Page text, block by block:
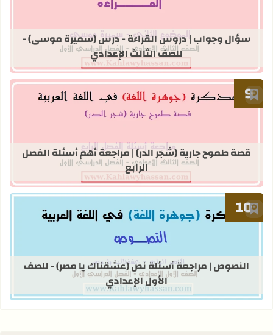
قراءة المزيد عن سؤال وجواب |
سؤال وجواب | دروس القراءة - درس (سميرة موسى) -
للصف الثالث الإعدادي
أضف إلى العلامات المرجعية
قراءة المزيد عن قصة طموح جارية
قصة طموح جارية (شجر الدر) | مراجعة أهم أسئلة الفصل
الرابع
أضف إلى العلامات المرجعية
قراءة المزيد عن النصوص | مراجعة
النصوص | مراجعة أسئلة نص (عشقناك يا مصر) - للصف
الأول الإعدادي